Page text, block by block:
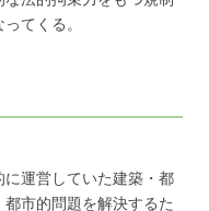
てくる。
運営していた建築・都
市的問題を解決するた